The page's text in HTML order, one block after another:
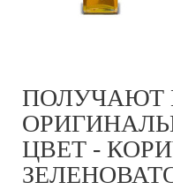
ПОЛУЧАЮТ
ЦВЕТ -